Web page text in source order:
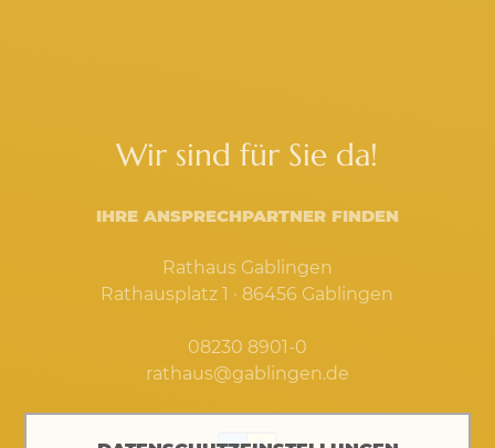
Wir sind für Sie da!
IHRE ANSPRECHPARTNER FINDEN
Rathaus Gablingen
Rathausplatz 1 · 86456 Gablingen
08230 8901-0
rathaus@gablingen.de